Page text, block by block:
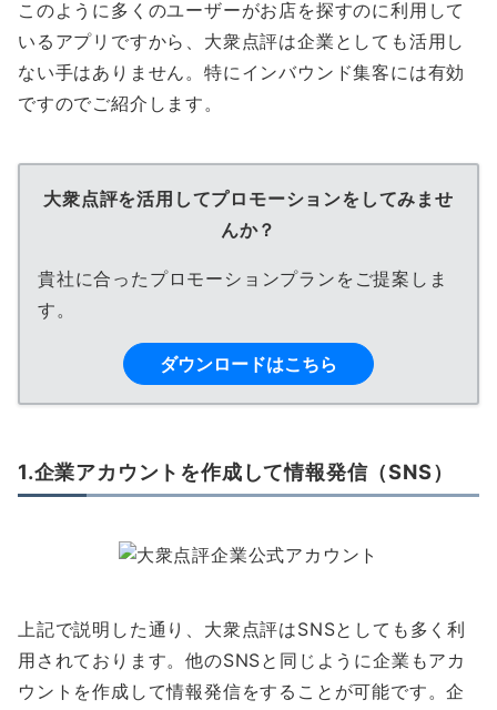
このように多くのユーザーがお店を探すのに利用して
いるアプリですから、大衆点評は企業としても活用し
ない手はありません。特にインバウンド集客には有効
ですのでご紹介します。
大衆点評を活用してプロモーションをしてみませ
んか？
貴社に合ったプロモーションプランをご提案しま
す。
ダウンロードはこちら
1.企業アカウントを作成して情報発信（SNS）
上記で説明した通り、大衆点評はSNSとしても多く利
用されております。他のSNSと同じように企業もアカ
ウントを作成して情報発信をすることが可能です。企